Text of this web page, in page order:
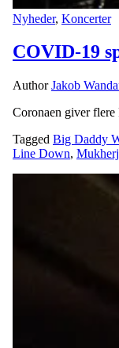
Nyheder, Koncerter
COVID-19
AuthorJakob
Coronaen giver
Tagged Big Daddy
Line Down,